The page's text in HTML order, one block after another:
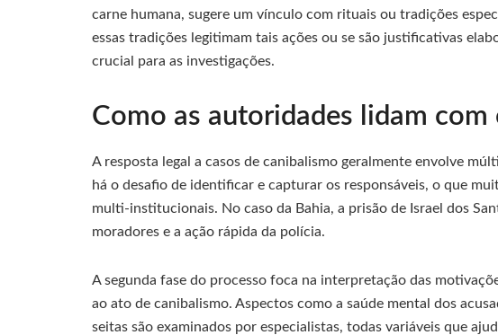
carne humana, sugere um vínculo com rituais ou tradições
essas tradições legitimam tais ações ou se são justificativas
crucial para as investigações.
Como as autoridades lidam com
A resposta legal a casos de canibalismo geralmente envolve
há o desafio de identificar e capturar os responsáveis, o que
multi-institucionais. No caso da Bahia, a prisão de Israel dos
moradores e a ação rápida da polícia.
A segunda fase do processo foca na interpretação das
ao ato de canibalismo. Aspectos como a saúde mental dos
seitas são examinados por especialistas, todas variáveis que